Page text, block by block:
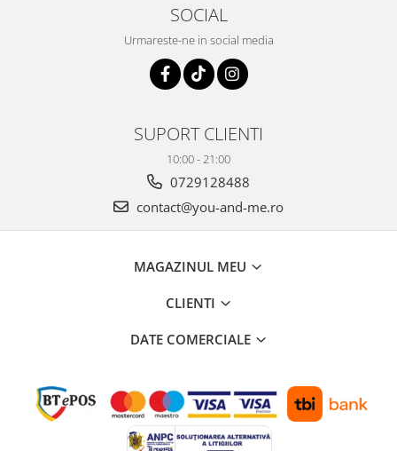
SOCIAL
Urmareste-ne in social media
SUPORT CLIENTI
10:00 - 21:00
0729128488
contact@you-and-me.ro
MAGAZINUL MEU
CLIENTI
DATE COMERCIALE